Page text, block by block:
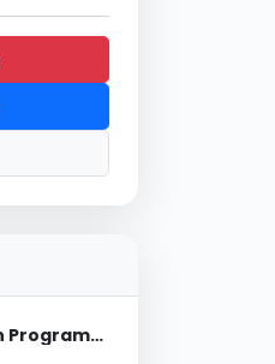
Jasa Pemrograman Programmable Logic Control (PLC)